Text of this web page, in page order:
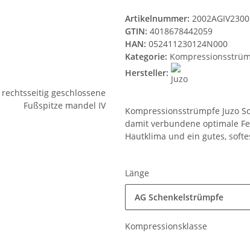
Artikelnummer:
GTIN: 4018678442059
HAN: 052411230124N000
Kategorie:
Hersteller:
Kompressionsstrümpfe Juzo
damit verbundene optimale
Hautklima und ein gutes,
Länge
AG Schenkelstrümpfe
Kompressionsklasse